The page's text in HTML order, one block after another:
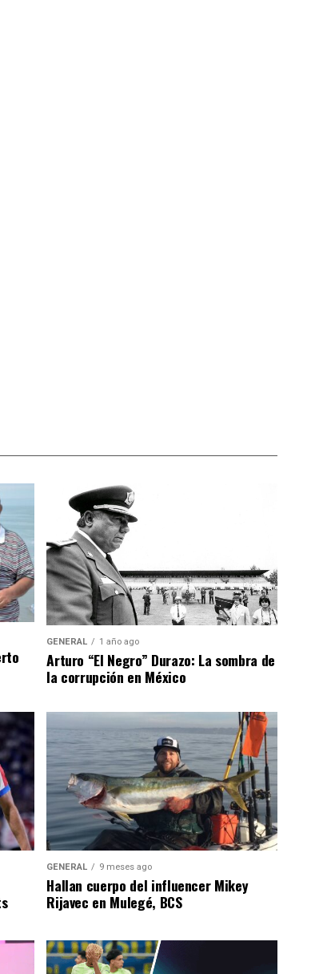
GENERAL 1 año ago
Arturo “El Negro” Durazo: La sombra de
la corrupción en México
GENERAL 9 meses ago
Hallan cuerpo del influencer Mikey
Rijavec en Mulegé, BCS